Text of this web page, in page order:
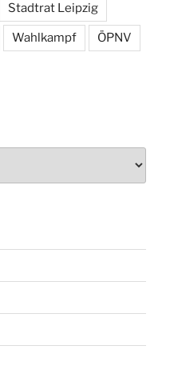
Stadtrat Leipzig
Wahlkampf ÖPNV